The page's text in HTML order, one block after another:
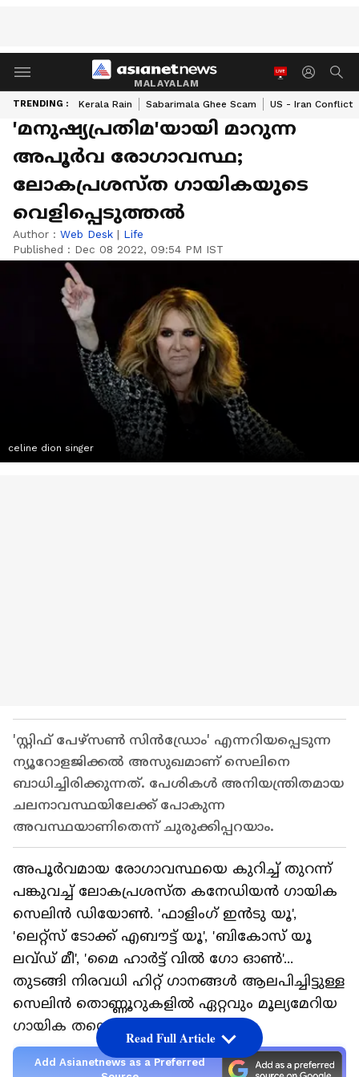
MALAYALAM
TRENDING : Kerala Rain Sabarimala Ghee Scam US - Iran Conflict
'മനുഷ്യപ്രതിമ'യായി മാറുന്ന
അപൂര്‍വ രോഗാവസ്ഥ;
ലോകപ്രശസ്ത ഗായികയുടെ
വെളിപ്പെടുത്തല്‍
Author : Web Desk | Life
Published : Dec 08 2022, 09:54 PM IST
celine dion singer
'സ്റ്റിഫ് പേഴ്സണ്‍ സിൻഡ്രോം' എന്നറിയപ്പെടുന്ന
ന്യൂറോളജിക്കല്‍ അസുഖമാണ് സെലിനെ
ബാധിച്ചിരിക്കുന്നത്. പേശികള്‍ അനിയന്ത്രിതമായ
ചലനാവസ്ഥയിലേക്ക് പോകുന്ന
അവസ്ഥയാണിതെന്ന് ചുരുക്കിപ്പറയാം.
അപൂര്‍വമായ രോഗാവസ്ഥയെ കുറിച്ച് തുറന്ന്
പങ്കുവച്ച് ലോകപ്രശസ്ത കനേഡിയൻ ഗായിക
സെലിൻ ഡിയോണ്‍. 'ഫാളിംഗ് ഇൻടു യൂ',
'ലെറ്റ്സ് ടോക്ക് എബൗട്ട് യൂ', 'ബികോസ് യൂ
ലവ്ഡ് മീ', 'മൈ ഹാര്‍ട്ട് വില്‍ ഗോ ഓണ്‍'...
തുടങ്ങി നിരവധി ഹിറ്റ് ഗാനങ്ങള്‍ ആലപിച്ചിട്ടുള്ള
സെലിൻ തൊണ്ണൂറുകളില്‍ ഏറ്റവും മൂല്യമേറിയ
ഗായിക തന്നെയായിരുന്നു.
Add Asianetnews as a Preferred
Read Full Article